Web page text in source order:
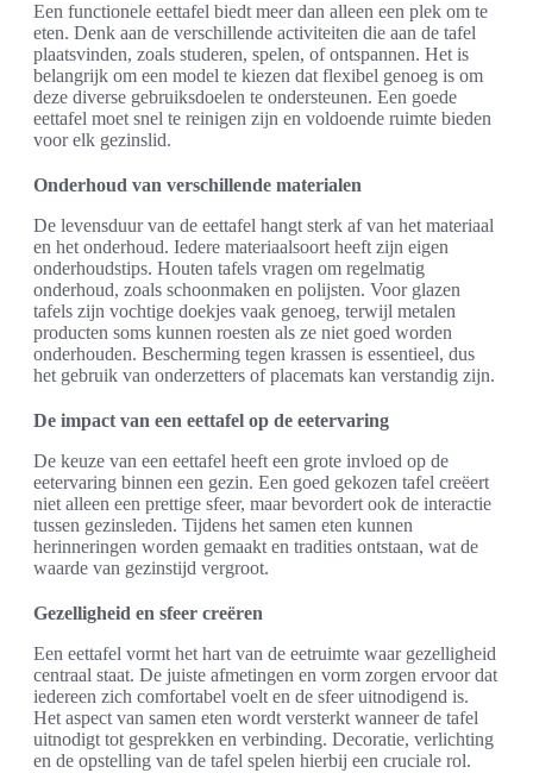
Een functionele eettafel biedt meer dan alleen een plek om te
eten. Denk aan de verschillende activiteiten die aan de tafel
plaatsvinden, zoals studeren, spelen, of ontspannen. Het is
belangrijk om een model te kiezen dat flexibel genoeg is om
deze diverse gebruiksdoelen te ondersteunen. Een goede
eettafel moet snel te reinigen zijn en voldoende ruimte bieden
voor elk gezinslid.
Onderhoud van verschillende materialen
De levensduur van de eettafel hangt sterk af van het materiaal
en het onderhoud. Iedere materiaalsoort heeft zijn eigen
onderhoudstips. Houten tafels vragen om regelmatig
onderhoud, zoals schoonmaken en polijsten. Voor glazen
tafels zijn vochtige doekjes vaak genoeg, terwijl metalen
producten soms kunnen roesten als ze niet goed worden
onderhouden. Bescherming tegen krassen is essentieel, dus
het gebruik van onderzetters of placemats kan verstandig zijn.
De impact van een eettafel op de eetervaring
De keuze van een eettafel heeft een grote invloed op de
eetervaring binnen een gezin. Een goed gekozen tafel creëert
niet alleen een prettige sfeer, maar bevordert ook de interactie
tussen gezinsleden. Tijdens het samen eten kunnen
herinneringen worden gemaakt en tradities ontstaan, wat de
waarde van gezinstijd vergroot.
Gezelligheid en sfeer creëren
Een eettafel vormt het hart van de eetruimte waar gezelligheid
centraal staat. De juiste afmetingen en vorm zorgen ervoor dat
iedereen zich comfortabel voelt en de sfeer uitnodigend is.
Het aspect van samen eten wordt versterkt wanneer de tafel
uitnodigt tot gesprekken en verbinding. Decoratie, verlichting
en de opstelling van de tafel spelen hierbij een cruciale rol.